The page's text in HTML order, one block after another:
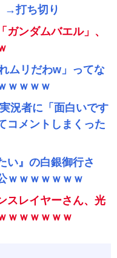
→打ち切り
ガンダムバエル」、
ムリだわw」ってな
ｗｗｗｗ
況者に「面白いです
コメントしまくった
い』の白銀御行さ
ｗｗｗｗｗｗｗ
スレイヤーさん、光
ｗｗｗｗｗｗ